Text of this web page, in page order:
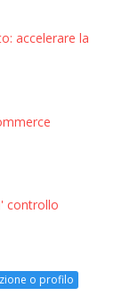
accelerare la
controllo
o profilo